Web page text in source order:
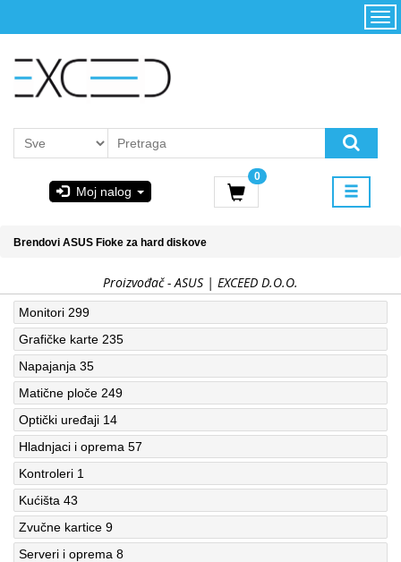
Moj nalog
0
Početna
korišćenja i
PoweredByAsus
Brendovi ASUS Fioke za hard diskove
Proizvođač - ASUS | EXCEED D.O.O.
Monitori 299
Grafičke karte 235
Napajanja 35
Matične ploče 249
Optički uređaji 14
Hladnjaci i oprema 57
Kontroleri 1
Kućišta 43
Zvučne kartice 9
Serveri i oprema 8